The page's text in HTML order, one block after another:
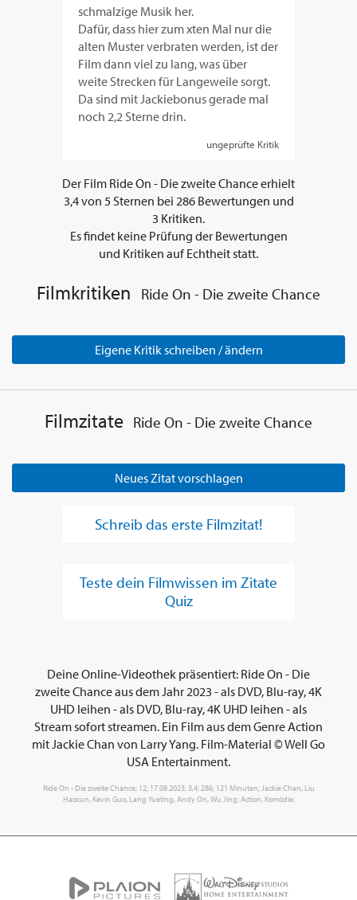
schmalzige Musik her.
Dafür, dass hier zum xten Mal nur die
alten Muster verbraten werden, ist der
Film dann viel zu lang, was über
weite Strecken für Langeweile sorgt.
Da sind mit Jackiebonus gerade mal
noch 2,2 Sterne drin.
ungeprüfte Kritik
Der Film Ride On - Die zweite Chanceerhielt
3,4von 5Sternen bei 286Bewertungen und
3 Kritiken.
Es findet keine Prüfung der Bewertungen
und Kritiken auf Echtheit statt.
Filmkritiken Ride On - Die zweite Chance
Eigene Kritik schreiben / ändern
Filmzitate Ride On - Die zweite Chance
Neues Zitat vorschlagen
Schreib das erste Filmzitat!
Teste dein Filmwissen im Zitate
Quiz
Deine Online-Videothek präsentiert: Ride On - Die
zweite Chance aus dem Jahr 2023 - als DVD, Blu-ray, 4K
UHD leihen - als DVD, Blu-ray, 4K UHD leihen - als
Stream sofort streamen. Ein Film aus dem Genre Action
mit Jackie Chan von Larry Yang. Film-Material © Well Go
USA Entertainment.
Ride On - Die zweite Chance; 12; 17.08.2023; 3,4; 286; 121 Minuten; Jackie Chan, Liu
Haocun, Kevin Guo, Lang Yueting, Andy On, Wu Jing; Action, Komödie;